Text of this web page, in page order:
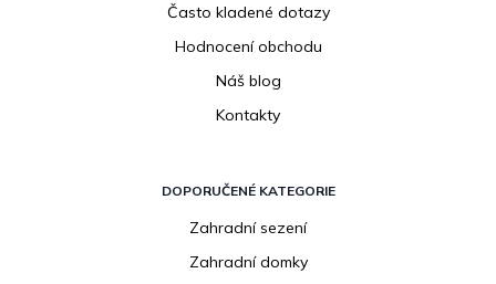
Často kladené dotazy
Hodnocení obchodu
Náš blog
Kontakty
DOPORUČENÉ KATEGORIE
Zahradní sezení
Zahradní domky